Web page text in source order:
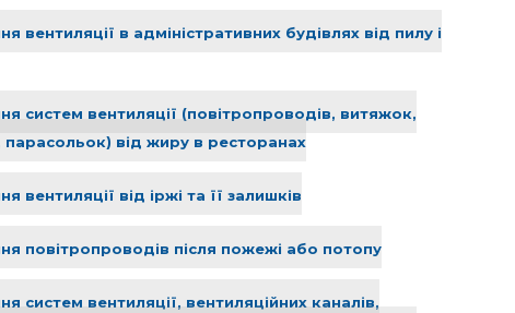
вентиляції в адміністративних будівлях від пилу і
систем вентиляції (повітропроводів, витяжок,
парасольок) від жиру в ресторанах
вентиляції від іржі та її залишків
повітропроводів після пожежі або потопу
систем вентиляції, вентиляційних каналів,